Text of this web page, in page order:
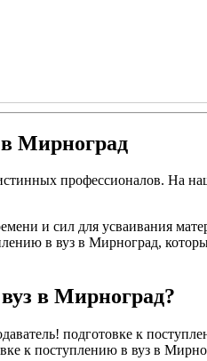
в Мирноград
профессионалов. На
и сил для усваивания
в вуз в Мирноград,
в Мирноград?
подготовке к
к поступлению в вуз в